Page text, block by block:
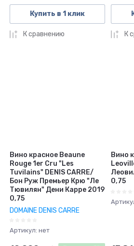
Купить в 1 клик
К сравнению К
Вино красное Beaune
Rouge 1er Cru "Les
Tuvilains" DENIS CARRE/
Бон Руж Премьер Крю "Ле
Тювилян" Дени Карре 2019
0,75
DOMAINE DENIS CARRE
Артикул: нет
Вино
0,75